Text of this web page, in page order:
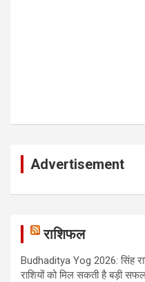
Advertisement
राशिफल
Budhaditya Yog 2026: सिंह
राशियों को मिल सकती है बड़ी